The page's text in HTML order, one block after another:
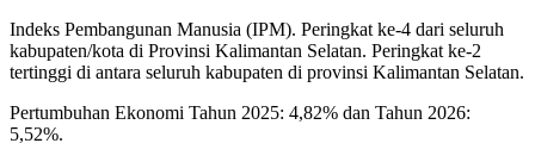
Indeks Pembangunan Manusia (IPM). Peringkat ke-4 dari seluruh
kabupaten/kota di Provinsi Kalimantan Selatan. Peringkat ke-2
tertinggi di antara seluruh kabupaten di provinsi Kalimantan Selatan.
Pertumbuhan Ekonomi Tahun 2025: 4,82% dan Tahun 2026:
5,52%.